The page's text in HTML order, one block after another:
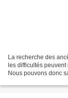
La recherche des
les difficultés peuvent
Nous pouvons donc